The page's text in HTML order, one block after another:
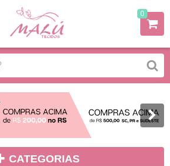
0
CATEGORIAS